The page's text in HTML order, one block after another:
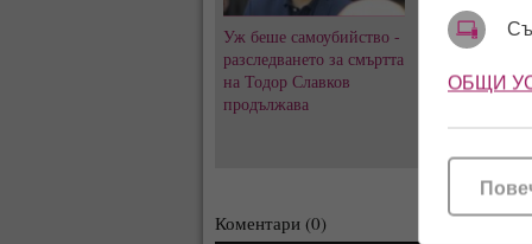
Уж беше самоубийство -
разследването за смъртта
на Тодор Славков
продължава
Заряза ли
8 години
Коментари (0)
ОБЩИ